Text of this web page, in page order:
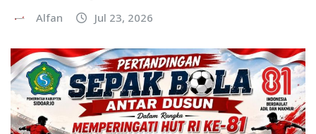
Alfan Jul 23, 2026